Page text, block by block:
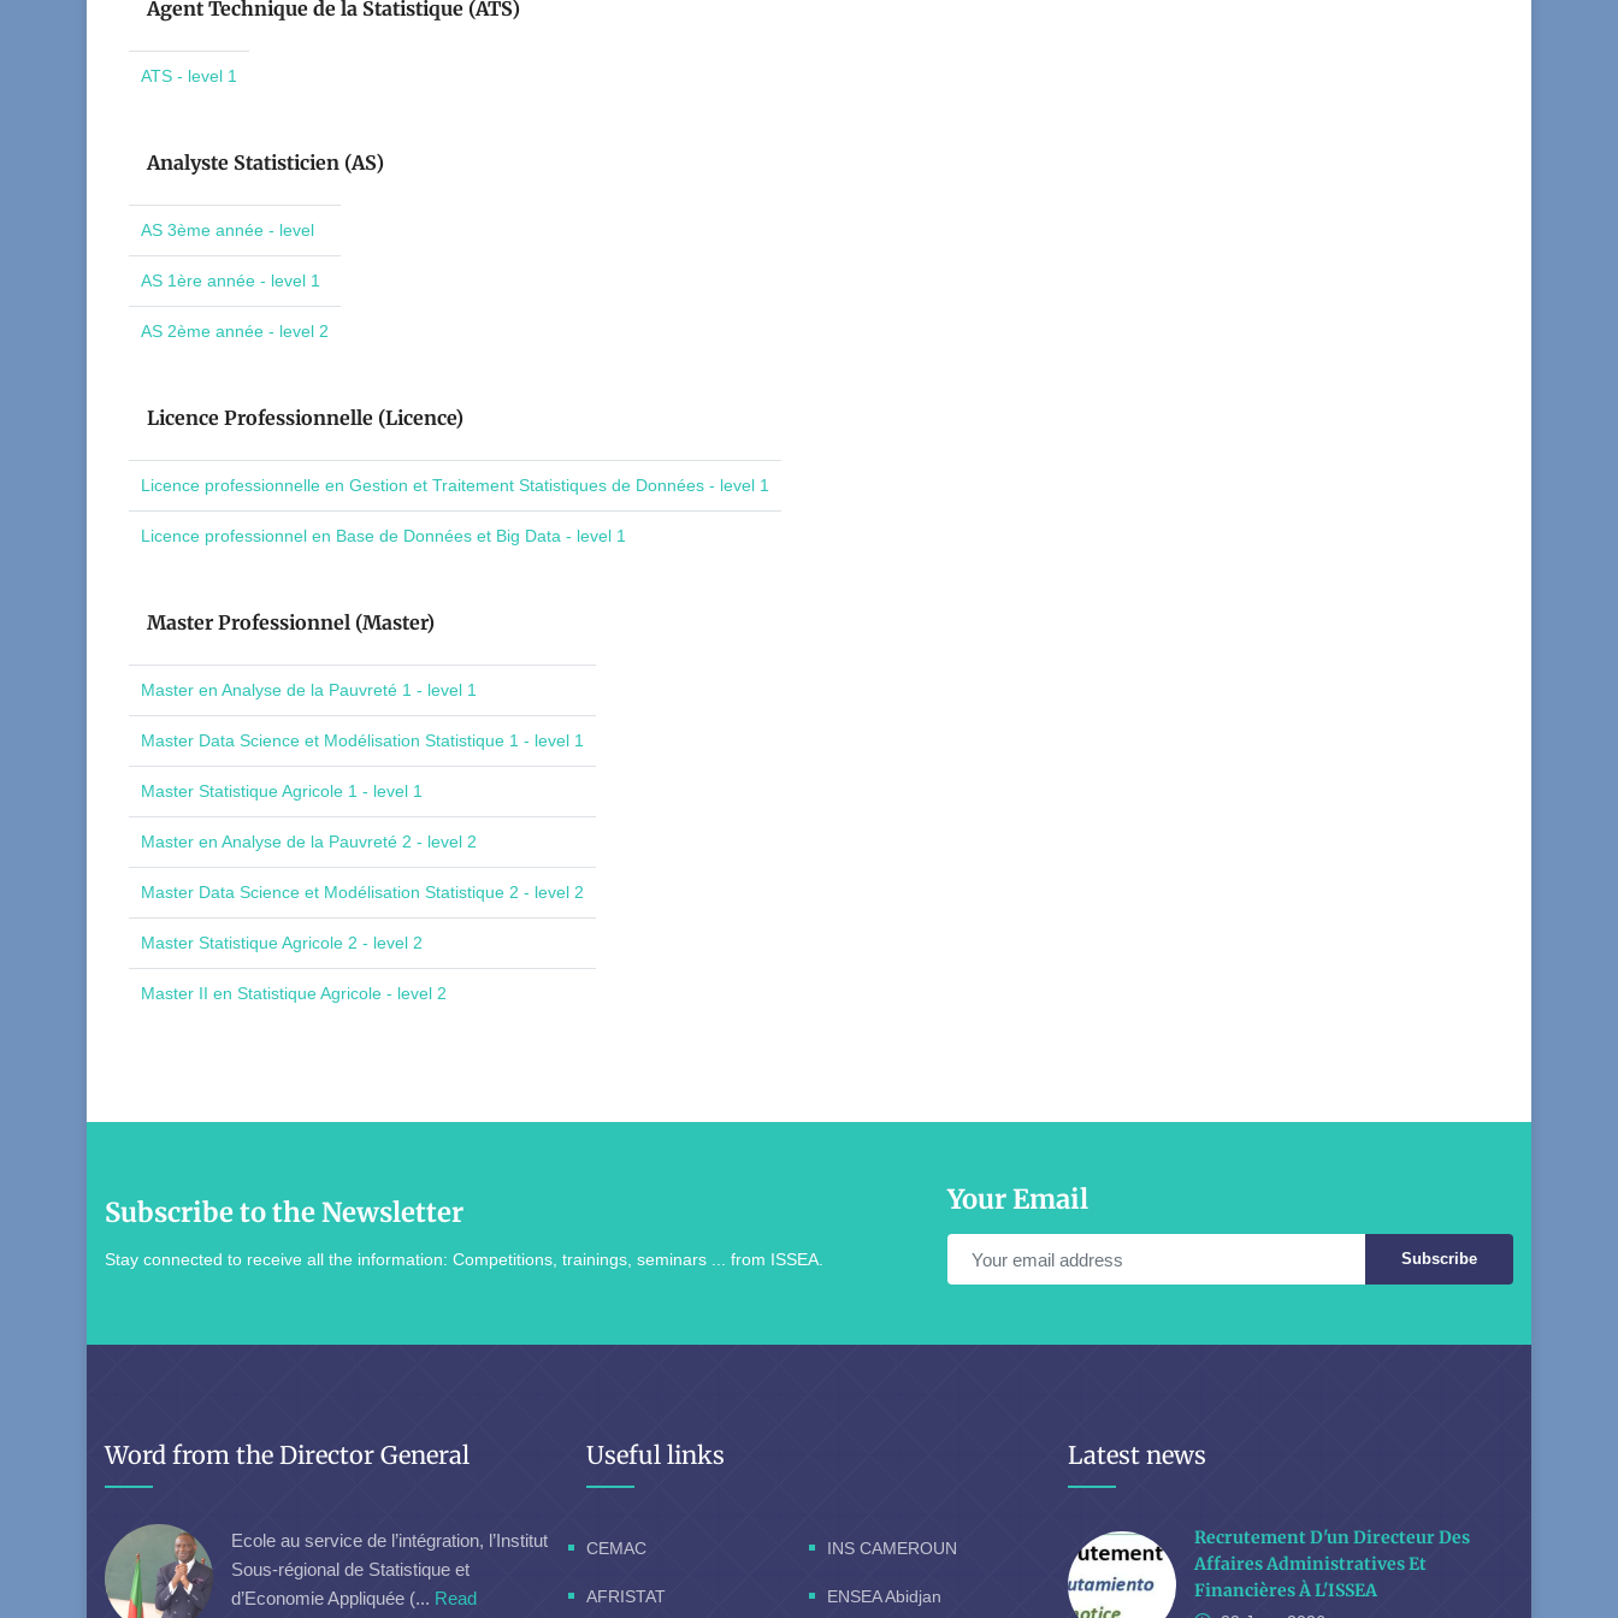
Agent Technique de la Statistique (ATS)
ATS - level 1
Analyste Statisticien (AS)
AS 3ème année - level
AS 1ère année - level 1
AS 2ème année - level 2
Licence Professionnelle (Licence)
Licence professionnelle en Gestion et Traitement Statistiques de Données - level 1
Licence professionnel en Base de Données et Big Data - level 1
Master Professionnel (Master)
Master en Analyse de la Pauvreté 1 - level 1
Master Data Science et Modélisation Statistique 1 - level 1
Master Statistique Agricole 1 - level 1
Master en Analyse de la Pauvreté 2 - level 2
Master Data Science et Modélisation Statistique 2 - level 2
Master Statistique Agricole 2 - level 2
Master II en Statistique Agricole - level 2
Subscribe to the Newsletter
Stay connected to receive all the information: Competitions, trainings, seminars ... from ISSEA.
Your Email
Subscribe
Word from the Director General
Ecole au service de l’intégration, l’Institut
Sous-régional de Statistique et
d’Economie Appliquée (... Read
Useful links
CEMAC INS CAMEROUN
AFRISTAT ENSEA Abidjan
Latest news
Recrutement D'un Directeur Des
Affaires Administratives Et
Financières À L'ISSEA